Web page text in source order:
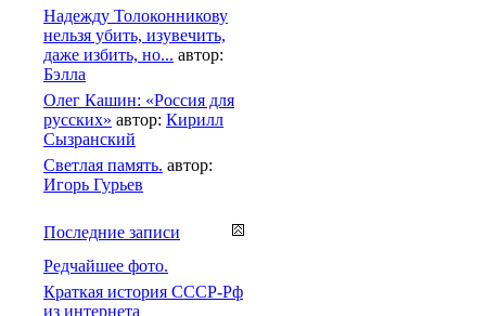
Надежду Толоконникову
нельзя убить, изувечить,
даже избить, но... автор:
Бэлла
Олег Кашин: «Россия для
русских» автор: Кирилл
Сызранский
Светлая память. автор:
Игорь Гурьев
Последние записи
Редчайшее фото.
Краткая история СССР-Рф
из интернета